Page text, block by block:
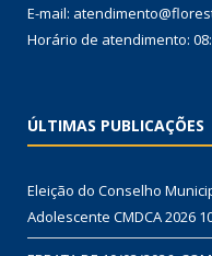
E-mail:
Horário de atendimento:
ÚLTIMAS PUBLICAÇÕES
Eleição do Conselho
Adolescente CMDCA 2026